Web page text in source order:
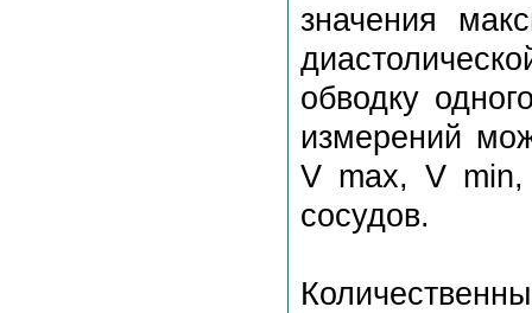
значения
обводку
измерений
V max, V min,
сосудов.